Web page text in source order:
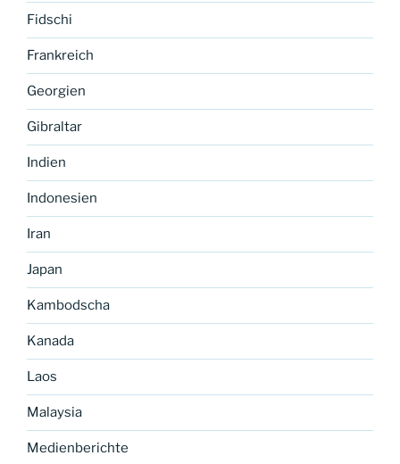
Fidschi
Frankreich
Georgien
Gibraltar
Indien
Indonesien
Iran
Japan
Kambodscha
Kanada
Laos
Malaysia
Medienberichte